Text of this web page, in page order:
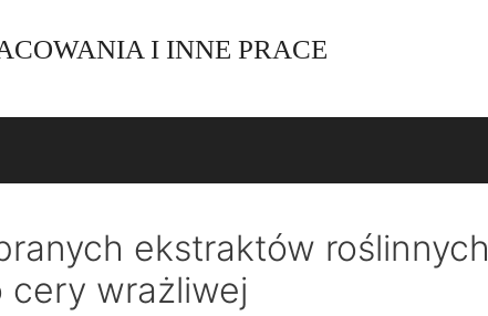
I INNE PRACE
ekstraktów roślinnych
wrażliwej